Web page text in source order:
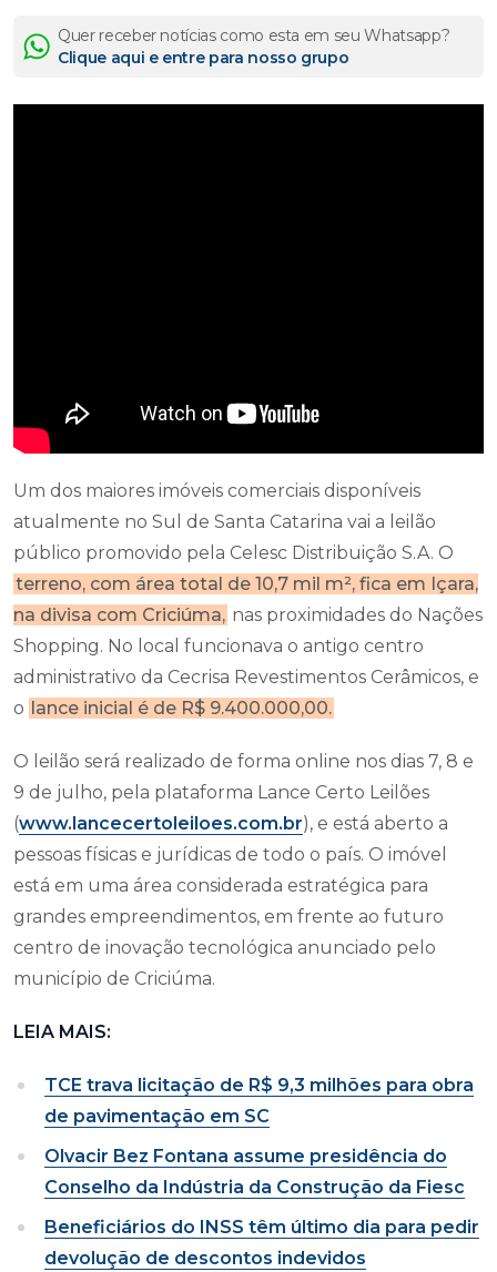
Quer receber notícias como esta em seu Whatsapp?
Clique aqui e entre para nosso grupo
Um dos maiores imóveis comerciais disponíveis
atualmente no Sul de Santa Catarina vai a leilão
público promovido pela Celesc Distribuição S.A. O
terreno, com área total de 10,7 mil m², fica em Içara,
na divisa com Criciúma, nas proximidades do Nações
Shopping. No local funcionava o antigo centro
administrativo da Cecrisa Revestimentos Cerâmicos, e
o
lance inicial é de R$ 9.400.000,00.
O leilão será realizado de forma online nos dias 7, 8 e
9 de julho, pela plataforma Lance Certo Leilões
(www.lancecertoleiloes.com.br), e está aberto a
pessoas físicas e jurídicas de todo o país. O imóvel
está em uma área considerada estratégica para
grandes empreendimentos, em frente ao futuro
centro de inovação tecnológica anunciado pelo
município de Criciúma.
LEIA MAIS:
TCE trava licitação de R$ 9,3 milhões para obra
de pavimentação em SC
Olvacir Bez Fontana assume presidência do
Conselho da Indústria da Construção da Fiesc
Beneficiários do INSS têm último dia para pedir
devolução de descontos indevidos